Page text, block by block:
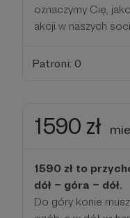
oznaczymy Cię,
akcji w naszych
Patroni: 0
1590 zł
1590 zł to
dół – góra – dół.
Do góry konie